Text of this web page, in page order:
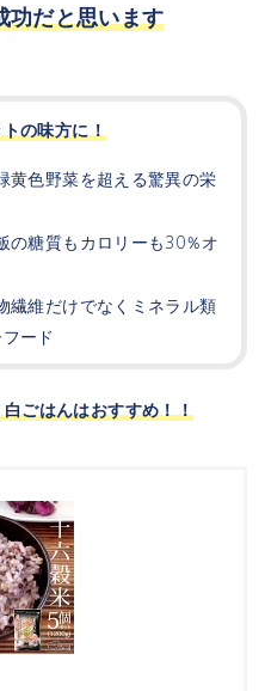
功だと思います
の味方に！
黄色野菜を超える驚異の栄
の糖質もカロリーも30％オ
繊維だけでなくミネラル類
ード
ごはんはおすすめ！！